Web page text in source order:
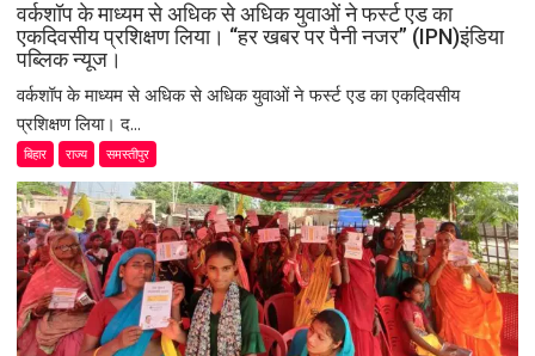
वर्कशॉप के माध्यम से अधिक से अधिक युवाओं ने फर्स्ट एड का
एकदिवसीय प्रशिक्षण लिया। “हर खबर पर पैनी नजर” (IPN)इंडिया
पब्लिक न्यूज।
वर्कशॉप के माध्यम से अधिक से अधिक युवाओं ने फर्स्ट एड का एकदिवसीय
प्रशिक्षण लिया। द...
बिहार राज्य समस्तीपुर